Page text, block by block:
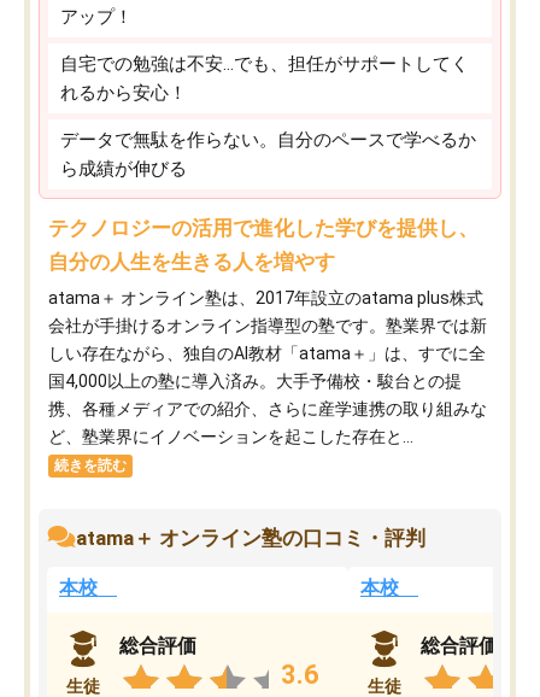
アップ！
自宅での勉強は不安…でも、担任がサポートしてく
れるから安心！
データで無駄を作らない。自分のペースで学べるか
ら成績が伸びる
テクノロジーの活用で進化した学びを提供し、
自分の人生を生きる人を増やす
atama＋ オンライン塾は、2017年設立のatama plus株式
会社が手掛けるオンライン指導型の塾です。塾業界では新
しい存在ながら、独自のAI教材「atama＋」は、すでに全
国4,000以上の塾に導入済み。大手予備校・駿台との提
携、各種メディアでの紹介、さらに産学連携の取り組みな
ど、塾業界にイノベーションを起こした存在と...
続きを読む
atama＋ オンライン塾の口コミ・評判
本校
生徒
総合評価
3.6
本校
生徒
総合評価